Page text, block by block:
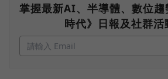
掌握最新AI、半導體、數位趨
時代》日報及社群活